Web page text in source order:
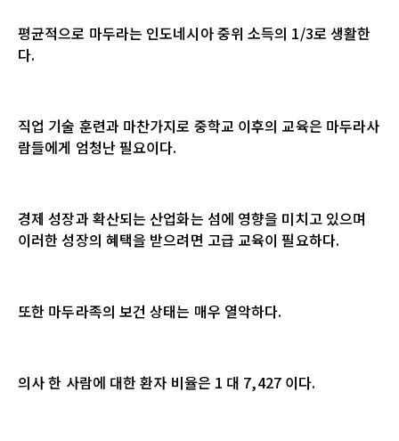
평균적으로 마두라는 인도네시아 중위 소득의 1/3로 생활한
다.
직업 기술 훈련과 마찬가지로 중학교 이후의 교육은 마두라사
람들에게 엄청난 필요이다.
경제 성장과 확산되는 산업화는 섬에 영향을 미치고 있으며
이러한 성장의 혜택을 받으려면 고급 교육이 필요하다.
또한 마두라족의 보건 상태는 매우 열악하다.
의사 한 사람에 대한 환자 비율은 1 대 7,427 이다.